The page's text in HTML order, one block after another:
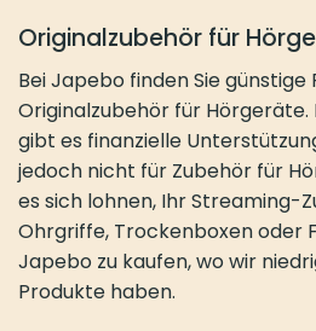
Originalzubehör für
Bei Japebo finden Sie günstige
Originalzubehör für Hörgeräte.
gibt es finanzielle
jedoch nicht für Zubehör für
es sich lohnen, Ihr Streaming-
Ohrgriffe, Trockenboxen oder
Japebo zu kaufen, wo wir
Produkte haben.